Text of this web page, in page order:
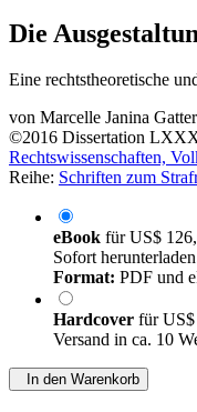
Die
Eine rechtstheoretische
von Marcelle Janina
©2016 Dissertation
Rechtswissenschaften,
Reihe: Schriften zum
eBook fürUS$
Sofort
Format: PDF und
Hardcover für
Versand in ca. 10
In den Warenkorb